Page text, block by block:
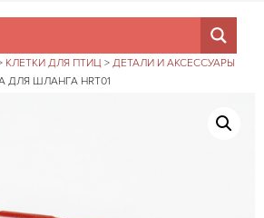
КЛЕТКИ ДЛЯ ПТИЦ > ДЕТАЛИ И АКСЕССУАРЫ
ДЛЯ ШЛАНГА HRT01